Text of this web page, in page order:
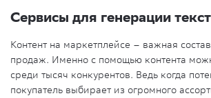
Сервисы для генерации
Контент на маркетплейсе – важная
продаж. Именно с помощью контента
среди тысяч конкурентов. Ведь когда
покупатель выбирает из огромного